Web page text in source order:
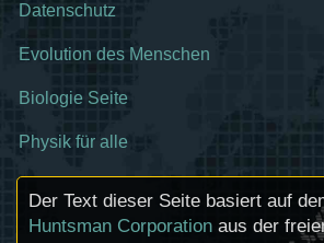
Datenschutz
Evolution des Menschen
Biologie Seite
Physik für alle
Der Text dieser Seite basiert auf
Huntsman Corporation aus der